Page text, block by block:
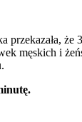
przekazała, że
męskich i